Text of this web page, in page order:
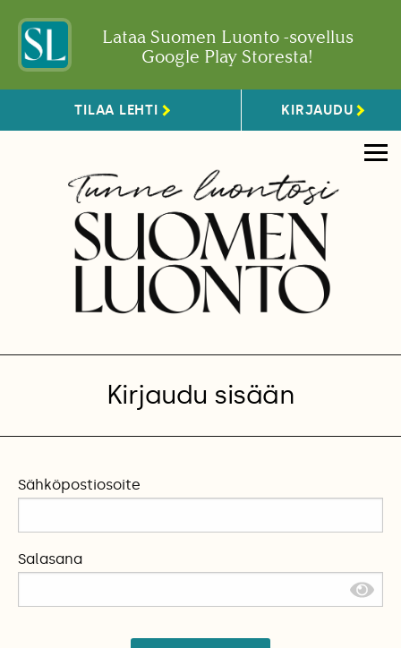
Lataa Suomen Luonto -sovellus
Google Play Storesta!
TILAA LEHTI KIRJAUDU
Kirjaudu sisään
Sähköpostiosoite
Salasana